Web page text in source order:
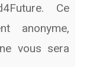
Ce
anonyme,
vous sera